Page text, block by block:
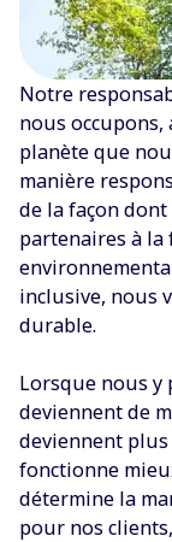
Notre
nous
planète que
manière
de la façon
partenaires à
inclusive, nous
durable.
Lorsque nous y
deviennent de
deviennent
fonctionne
détermine la
pour nos